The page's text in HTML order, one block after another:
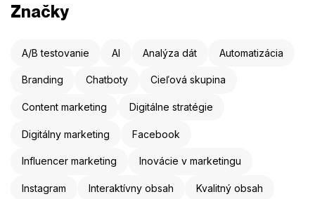
Značky
A/B testovanie AI Analýza dát Automatizácia
Branding Chatboty Cieľová skupina
Content marketing Digitálne stratégie
Digitálny marketing Facebook
Influencer marketing Inovácie v marketingu
Instagram Interaktívny obsah Kvalitný obsah